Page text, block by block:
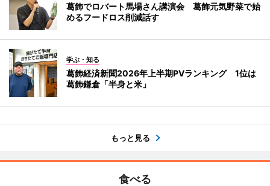
葛飾でロバート馬場さん講演会 葛飾元気野菜で始
めるフードロス削減話す
学ぶ・知る
葛飾経済新聞2026年上半期PVランキング 1位は
葛飾鎌倉「半身と米」
もっと見る
食べる